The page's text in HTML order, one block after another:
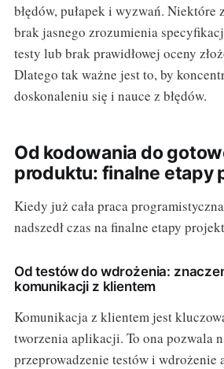
błędów, pułapek i wyzwań. Niektóre
brak jasnego zrozumienia
testy lub brak prawidłowej oceny
Dlatego tak ważne jest to, by
doskonaleniu się i nauce z błędów.
Od kodowania do
produktu: finalne etapy
Kiedy już cała praca
nadszedł czas na finalne etapy
Od testów do wdrożenia:
komunikacji z klientem
Komunikacja z klientem jest
tworzenia aplikacji. To ona pozwala
przeprowadzenie testów i